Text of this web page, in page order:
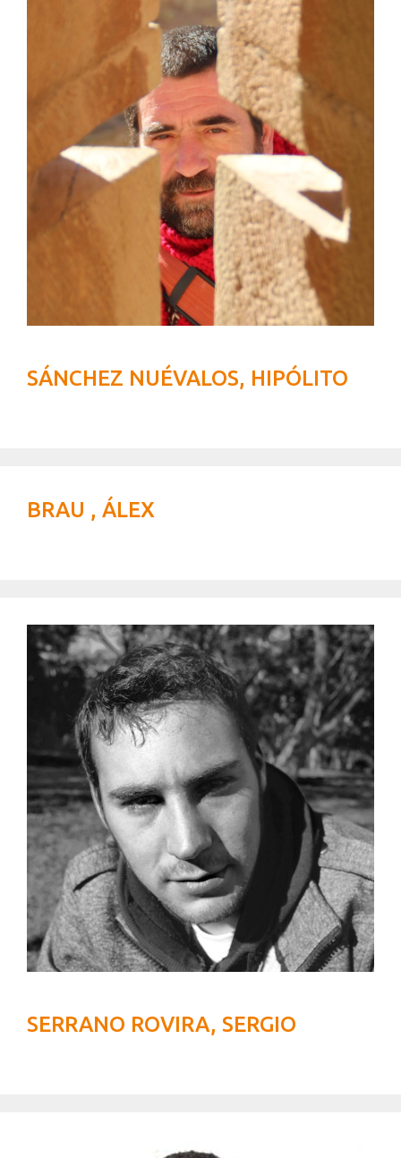
SÁNCHEZ NUÉVALOS, HIPÓLITO
BRAU , ÁLEX
SERRANO ROVIRA, SERGIO